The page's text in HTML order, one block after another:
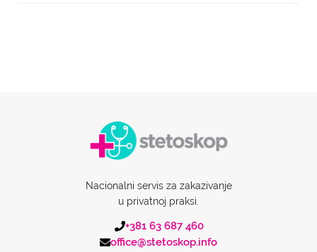
Nacionalni servis za zakazivanje
u privatnoj praksi.
+381 63 687 460
office@stetoskop.info